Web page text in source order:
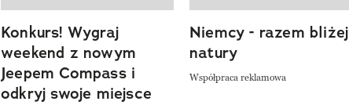
Konkurs! Wygraj
weekend z nowym
Jeepem Compass i
odkryj swoje miejsce
Niemcy - razem bliżej
natury
Współpraca reklamowa